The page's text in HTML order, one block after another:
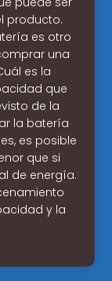
producto.
es otro
una
es la
que
de la
la batería
es posible
que si
de energía.
y la